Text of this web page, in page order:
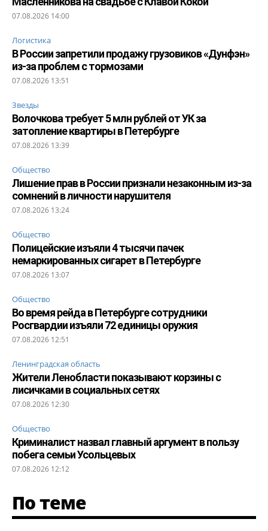
07.08.2026 14:00
Логистика
В России запретили продажу грузовиков «Дунфэн»
из-за проблем с тормозами
07.08.2026 13:51
Звезды
Волочкова требует 5 млн рублей от УК за
затопление квартиры в Петербурге
07.08.2026 13:39
Общество
Лишение прав в России признали незаконным из-за
сомнений в личности нарушителя
07.08.2026 13:24
Общество
Полицейские изъяли 4 тысячи пачек
немаркированных сигарет в Петербурге
07.08.2026 13:07
Общество
Во время рейда в Петербурге сотрудники
Росгвардии изъяли 72 единицы оружия
07.08.2026 12:51
Ленинградская область
Жители Ленобласти показывают корзины с
лисичками в социальных сетях
07.08.2026 12:30
Общество
Криминалист назвал главный аргумент в пользу
побега семьи Усольцевых
07.08.2026 12:12
По теме